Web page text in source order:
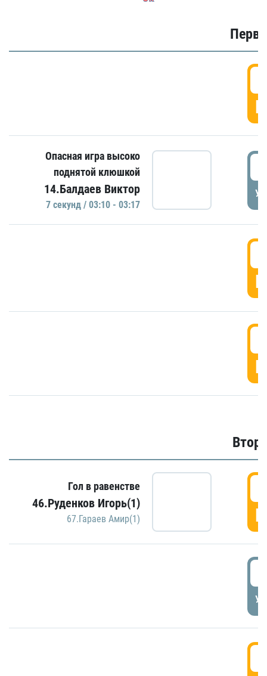
Опасная игра высоко
поднятой клюшкой
14.Балдаев Виктор
7 секунд / 03:10 - 03:17
Гол в равенстве
46.Руденков Игорь(1)
67.Гараев Амир(1)